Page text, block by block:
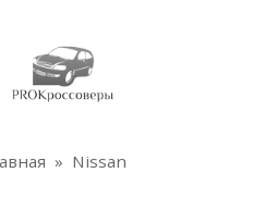
» Nissan